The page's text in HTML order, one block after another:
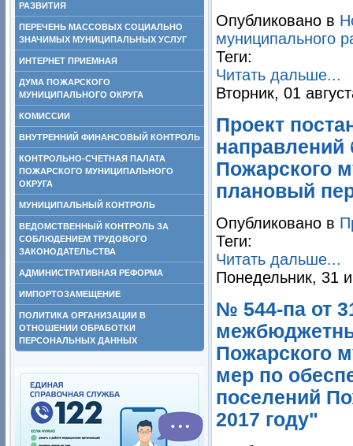
РАЗВИТИЯ
ПЕРЕЧЕНЬ МАССОВЫХ СОЦИАЛЬНО
ЗНАЧИМЫХ МУНИЦИПАЛЬНЫХ УСЛУГ
ИНТЕРНЕТ ПРИЕМНАЯ
ДУМА ПОЖАРСКОГО
МУНИЦИПАЛЬНОГО ОКРУГА
КОМИССИИ
ВНУТРЕННИЙ ФИНАНСОВЫЙ КОНТРОЛЬ
КОНТРОЛЬНО-СЧЕТНАЯ ПАЛАТА
ПОЖАРСКОГО МУНИЦИПАЛЬНОГО
ОКРУГА
МУНИЦИПАЛЬНЫЙ КОНТРОЛЬ
ВЕДОМСТВЕННЫЙ КОНТРОЛЬ ЗА
СОБЛЮДЕНИЕМ ТРУДОВОГО
ЗАКОНОДАТЕЛЬСТВА
АДМИНИСТРАТИВНАЯ РЕФОРМА
ИМПОРТОЗАМЕЩЕНИЕ
ПОЛИТИКА ОРГАНИЗАЦИИ В
ОТНОШЕНИИ ОБРАБОТКИ
ПЕРСОНАЛЬНЫХ ДАННЫХ
Опубликовано в
муниципального
Теги:
Читать дальше...
Вторник, 01
Проект
направлений
Пожарского
плановый
Опубликовано в
Теги:
Читать дальше...
Понедельник, 31
№ 544-па от
Пожарского
мер по
поселений
2017 году"